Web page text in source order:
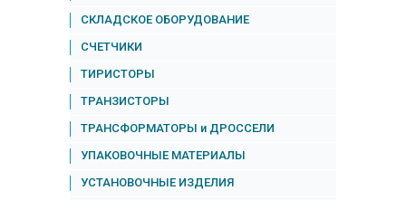
СКЛАДСКОЕ ОБОРУДОВАНИЕ
СЧЕТЧИКИ
ТИРИСТОРЫ
ТРАНЗИСТОРЫ
ТРАНСФОРМАТОРЫ и ДРОССЕЛИ
УПАКОВОЧНЫЕ МАТЕРИАЛЫ
УСТАНОВОЧНЫЕ ИЗДЕЛИЯ